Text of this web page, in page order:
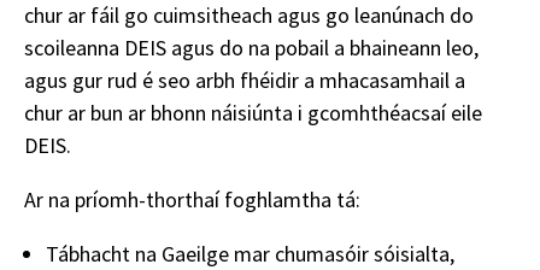
chur ar fáil go cuimsitheach agus go leanúnach do
scoileanna DEIS agus do na pobail a bhaineann leo,
agus gur rud é seo arbh fhéidir a mhacasamhail a
chur ar bun ar bhonn náisiúnta i gcomhthéacsaí eile
DEIS.
Ar na príomh-thorthaí foghlamtha tá:
Tábhacht na Gaeilge mar chumasóir sóisialta,